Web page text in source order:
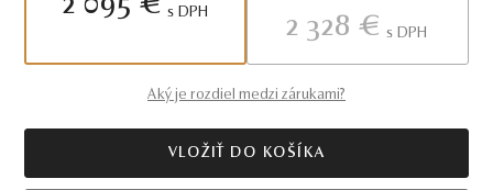
2 095 € S DPH
2 328 € S DPH
Aký je rozdiel medzi zárukami?
VLOŽIŤ DO KOŠÍKA